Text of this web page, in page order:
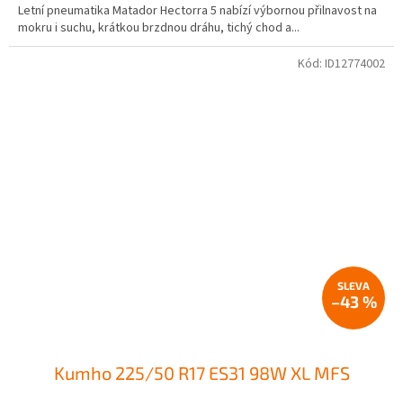
Letní pneumatika Matador Hectorra 5 nabízí výbornou přilnavost na
mokru i suchu, krátkou brzdnou dráhu, tichý chod a...
–43 %
Kumho 225/50 R17 ES31 98W XL MFS
Kód: ID12774002